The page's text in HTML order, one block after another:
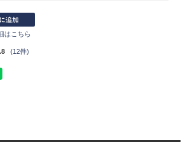
はこちら
(12件)